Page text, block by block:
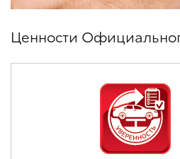
Ценности